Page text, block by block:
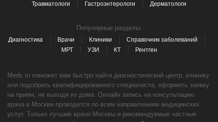
Травматологи
Гастроэнтерологи Дерматологи
Популярные разделы:
Диагностика Врачи Клиники
Справочник заболеваний
МРТ
УЗИ КТ Рентген
Meds.ru поможет вам быстро найти диагностический центр, клинику
или подобрать квалифицированного специалиста, оформить заявку
на прием, не выходя из дома. Онлайн запись на консультацию
врача в Москве проводится по всем направлениям медицинских
услуг. Только лучшие врачи Москвы и рекомендуемые частные